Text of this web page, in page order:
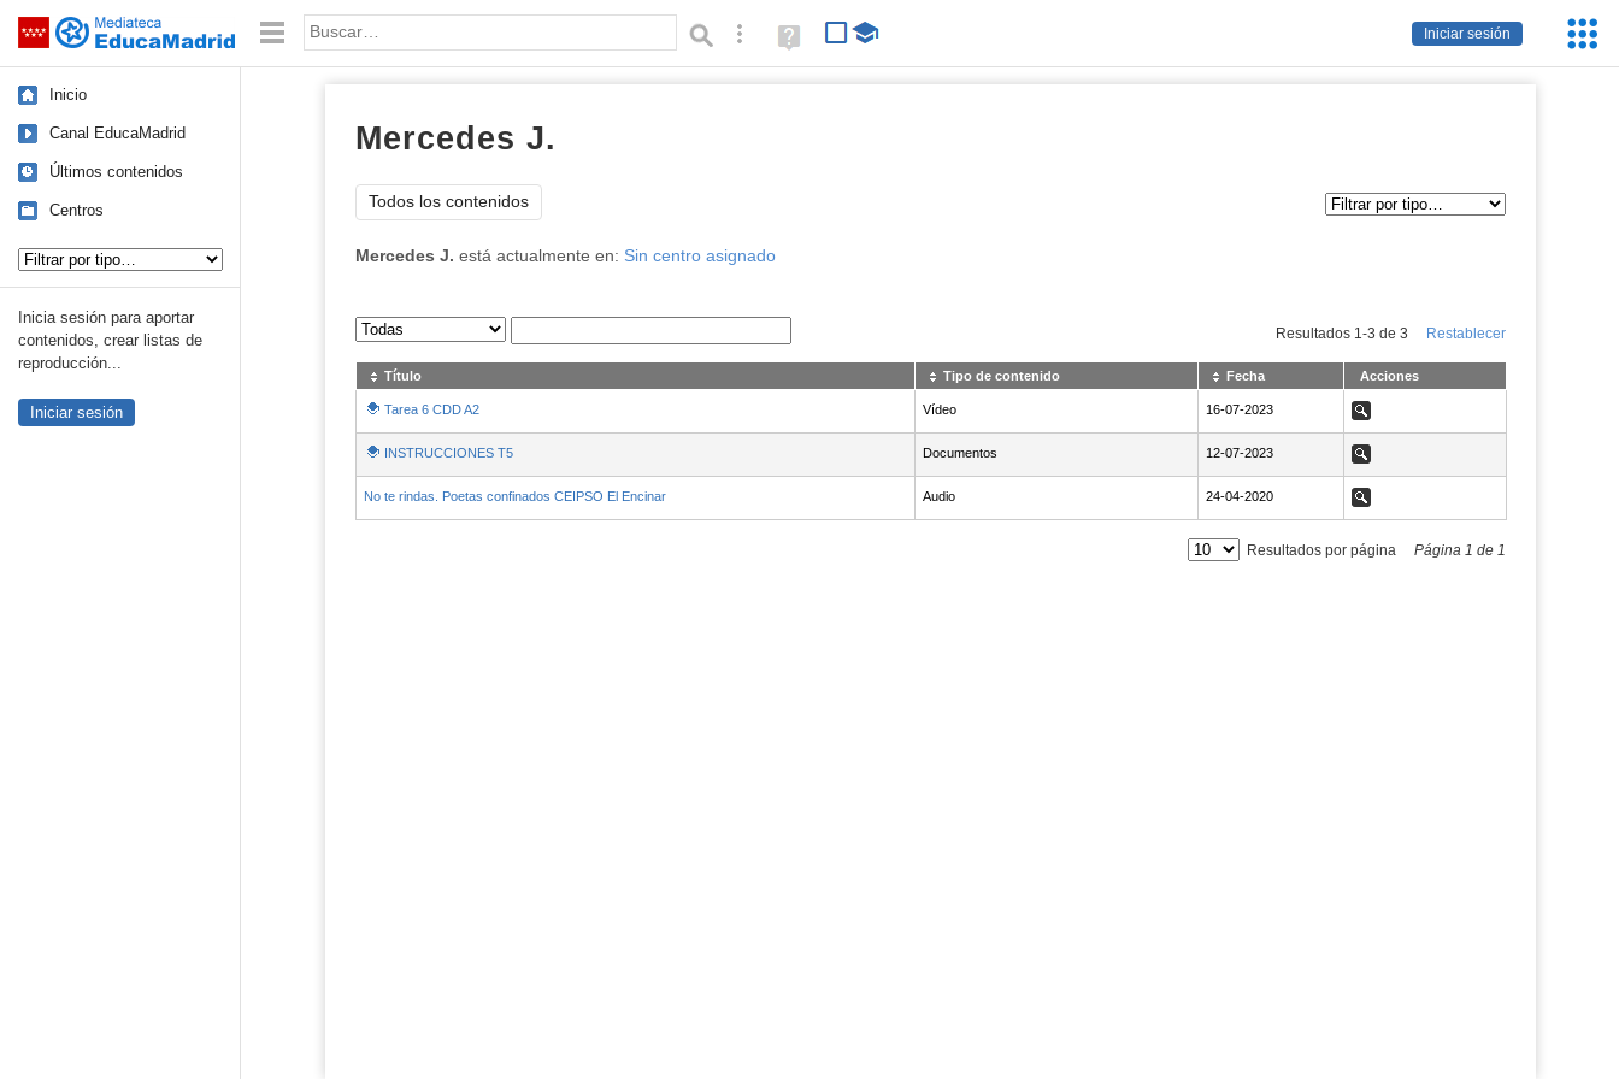
Saltar navegación
Iniciar sesión
Palabra o frase: Búsqueda avanzada
Ayuda
(en
Inicio
Canal EducaMadrid
Últimos contenidos
Centros
Inicia sesión para aportar
contenidos, crear listas de
reproducción...
Iniciar sesión
Mercedes J.
Todos los contenidos
Mercedes J. está actualmente en: Sin centro asignado
Sus archivos Resultados 1 -3 de 3 Restablecer
Título Tipo de contenido Fecha Acciones
Tarea 6 CDD A2 Vídeo NaN16-07-2023
16-07-2023 Ver
INSTRUCCIONES T5 Documentos NaN12-07-2023
12-07-2023 Ver
No te rindas. Poetas confinados CEIPSO El Encinar Audio NaN24-04-2020
24-04-2020 Ver
Resultados por página Página 1 de 1